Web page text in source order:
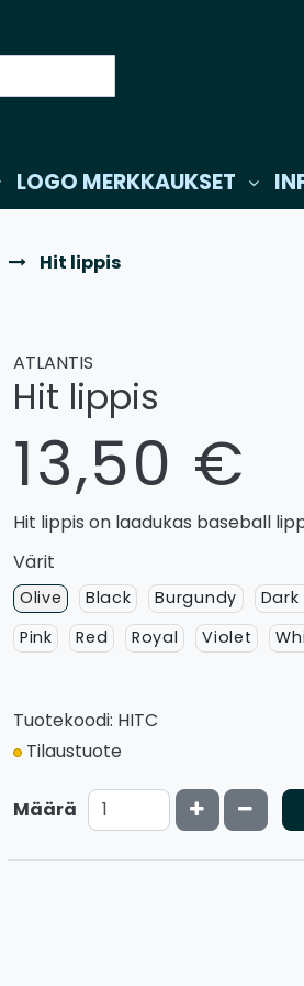
LOGO MERKKAUKSET
Hit lippis
ATLANTIS
Hit lippis
13,50 €
Hit lippis on laadukas baseball
Värit
Olive Black Burgundy Dark
Pink
Red Royal Violet
Tuotekoodi: HITC
Tilaustuote
Määrä Kasvata